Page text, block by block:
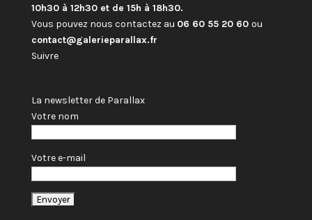
10h30 à 12h30 et de 15h à 18h30.
Vous pouvez nous contactez au 06 60 55 20 60 ou
contact@galerieparallax.fr
Suivre
La newsletter de Parallax
Votre nom
Votre e-mail